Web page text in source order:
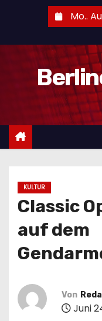
l
Mo..
KULTUR
Classic
auf dem
Von
Juni